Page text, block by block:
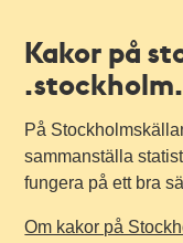
Kakor på
På
sammanställa
fungera på ett bra
Om kakor på